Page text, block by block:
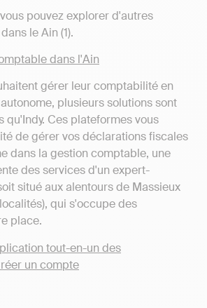
pouvez explorer d'autres
le Ain (1).
dans l'Ain
gérer leur comptabilité en
plusieurs solutions sont
qu'Indy. Ces plateformes vous
de gérer vos déclarations fiscales
dans la gestion comptable, une
des services d'un expert-
situé aux alentours de Massieux
qui s'occupe des
place.